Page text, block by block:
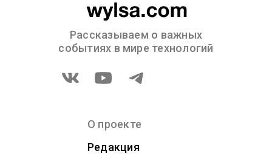
Рассказываем о важных
событиях в мире технологий
О проекте
Редакция